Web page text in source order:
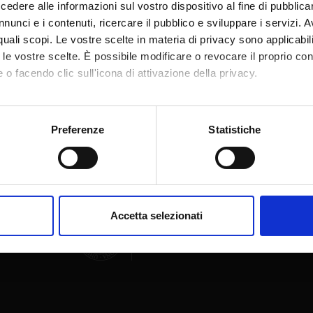
alle informazioni sul vostro dispositivo al fine di
e i contenuti, ricercare il pubblico e sviluppare i servizi.
scopi. Le vostre scelte in materia di privacy sono
vostre scelte. È possibile modificare o revocare il proprio
o facendo clic sull'icona di attivazione della privacy.
anche:
sulla tua posizione geografica, con un'approssimazione di
in qualsiasi momento dalla Dichiarazione sui cookie.
e social media, i quali potrebbero combinarle con altre
dei loro servizi.
Preferenze Statistiche
Accetta selezionati